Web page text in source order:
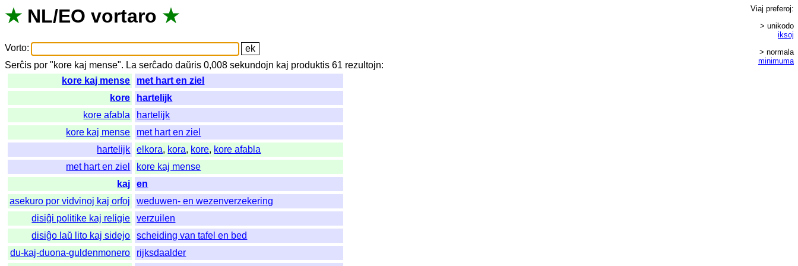
★ NL/EO vortaro ★
Vorto:
Serĉis por "kore kaj mense". La serĉado daŭris 0,008sekundojn kaj produktis 61 rezultojn:
kore kaj mense
met hart en ziel
kore
hartelijk
kore afabla
hartelijk
kore kaj mense
met hart en ziel
hartelijk
elkora, kora, kore, kore afabla
met hart en ziel
kore kaj mense
kaj
en
asekuro por vidvinoj kaj orfoj
weduwen- en wezenverzekering
disiĝi politike kaj religie
verzuilen
disiĝo laŭ lito kaj sidejo
scheiding van tafel en bed
du-kaj-duona-guldenmonero
rijksdaalder
Viaj preferoj:
> unikodo
iksoj
> normala
minimuma